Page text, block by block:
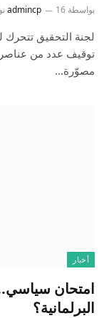
بواسطة admincp 16 نوفمبر، 2025
لجنة التحقيق تتحرك
توقيف عدد من
مصوّرة…
أخبار
امتحان سياسي..
البرلمانية؟